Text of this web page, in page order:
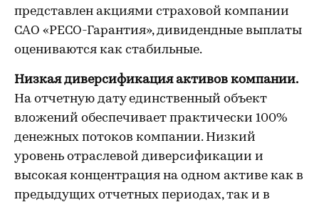
представлен акциями страховой компании
САО «РЕСО-Гарантия», дивидендные выплаты
оцениваются как стабильные.
Низкая диверсификация активов компании.
На отчетную дату единственный объект
вложений обеспечивает практически 100%
денежных потоков компании. Низкий
уровень отраслевой диверсификации и
высокая концентрация на одном активе как в
предыдущих отчетных периодах, так и в